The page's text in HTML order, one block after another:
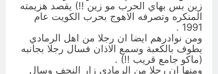
زين بس بهاي الحرب مو زين !!) يقصد هزيمته
المنكره وتصرفه الاهوج بحرب الكويت عام
1991 .
ومن نوادرهم ايضا ان رجلا من اهل الرمادي
يطوف بالكعبة وسمع الاذان فسال رجلا بجانبه
(ماكو جامع قريب !!) .
ومنها ان رجلا من الرمادي زار النجف وسال